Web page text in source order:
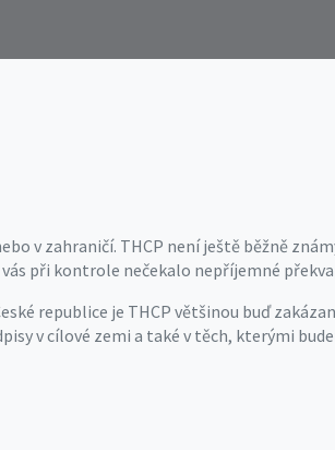
v zahraničí. THCP není ještě běžně
při kontrole nečekalo nepříjemné
republice je THCP většinou buď
v cílové zemi a také v těch, kterými